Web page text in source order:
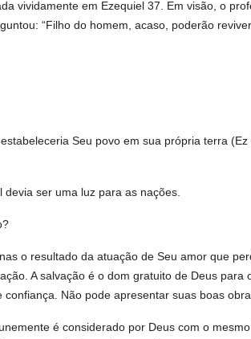
vividamente em Ezequiel 37. Em visão, o
“Filho do homem, acaso, poderão
Seu povo em sua própria terra
ser uma luz para as nações.
o resultado da atuação de Seu amor que
A salvação é o dom gratuito de Deus
Não pode apresentar suas boas
é considerado por Deus com o